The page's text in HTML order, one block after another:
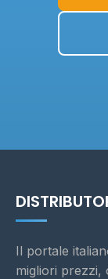
Il portale
migliori prezzi,